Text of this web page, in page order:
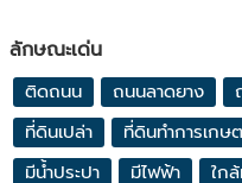
ลักษณะเด่น
ติดถนน ถนนลาดยาง
ที่ดินเปล่า ที่ดินทำการเกษ
มีน้ำประปา มีไฟฟ้า ใก